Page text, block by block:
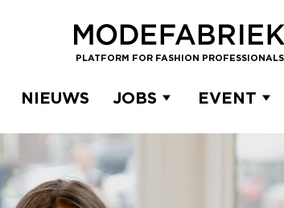
PLATFORM FOR FASHION PROFESSIONALS
NIEUWS JOBS EVENT